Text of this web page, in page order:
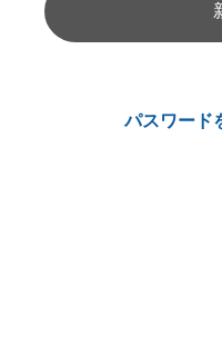
パスワード